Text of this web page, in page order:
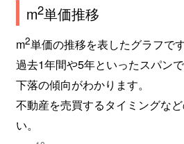
m2単価推移
m2単価の推移を表したグラフです
過去1年間や5年といったスパン
下落の傾向がわかります。
不動産を売買するタイミングな
い。